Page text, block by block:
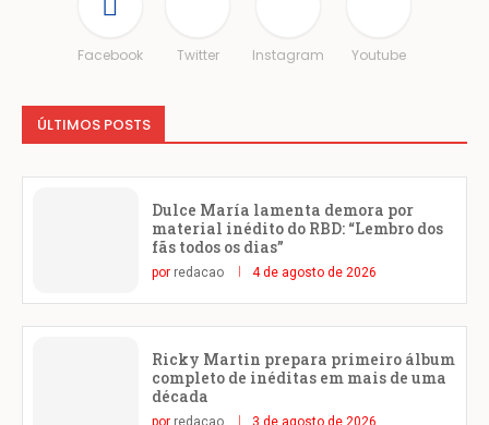
Facebook Twitter Instagram Youtube
ÚLTIMOS POSTS
Dulce María lamenta demora por
material inédito do RBD: “Lembro dos
fãs todos os dias”
por redacao 4 de agosto de 2026
Ricky Martin prepara primeiro álbum
completo de inéditas em mais de uma
década
por redacao 3 de agosto de 2026